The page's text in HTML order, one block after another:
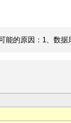
的原因：1、数据